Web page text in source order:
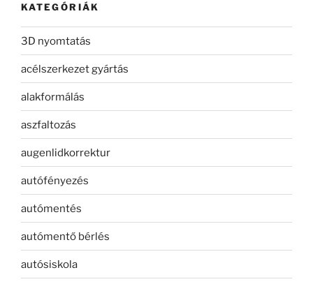
KATEGÓRIÁK
3D nyomtatás
acélszerkezet gyártás
alakformálás
aszfaltozás
augenlidkorrektur
autófényezés
autómentés
autómentő bérlés
autósiskola